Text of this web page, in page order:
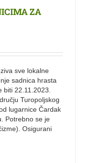
ZA
sve lokalne
sadnica hrasta
biti 22.11.2023.
Turopoljskog
lugarnice Čardak
Potrebno se je
Osigurani